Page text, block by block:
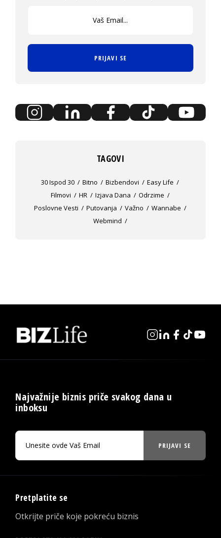
PRIJAVI SE
TAGOVI
30 Ispod 30 Bitno Bizbendovi
Easy Life
Filmovi
HR Izjava Dana
Odrzime
Poslovne Vesti
Putovanja Važno
Wannabe
Webmind
Najvažnije biznis priče svakog dana u
inboksu
PRIJAVI SE
Pretplatite se
Otkrijte priče koje pokreću biznis